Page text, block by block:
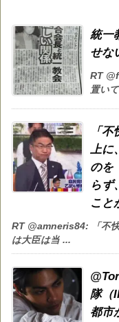
統一
せな
RT
置い
「
上
のを
らず
こと
RT @amneris84: 「不
は大臣は当 ...
隊（
都市